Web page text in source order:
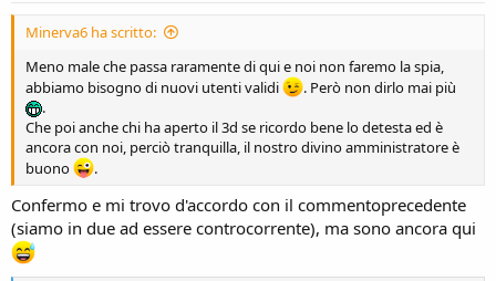
Minerva6 ha scritto:
Meno male che passa raramente di qui e noi non faremo la spia,
abbiamo bisogno di nuovi utenti validi
. Però non dirlo mai più
.
Che poi anche chi ha aperto il 3d se ricordo bene lo detesta ed è
ancora con noi, perciò tranquilla, il nostro divino amministratore è
buono
.
Confermo e mi trovo d'accordo con il commentoprecedente
(siamo in due ad essere controcorrente), ma sono ancora qui